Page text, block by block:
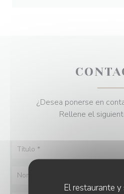
El restaurante
¿Desea ponerse en
Rellene el